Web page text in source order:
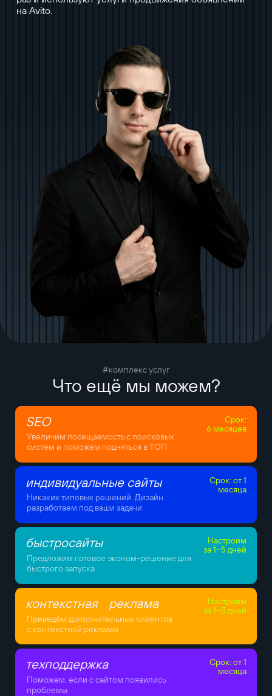
на Avito.
#комплекс услуг
Что ещё мы можем?
SEO
Увеличим посещаемость с поисковых
систем и поможем подняться в ТОП
Срок:
6 месяцев
индивидуальные сайты
Никаких типовых решений. Дизайн
разработаем под ваши задачи
Срок: от 1
месяца
быстросайты
Предложим готовое эконом-решение для
быстрого запуска
Настроим
за 1–5 дней
контекстная реклама
Приведём дополнительных клиентов
с контекстной рекламы
Настроим
за 1–5 дней
техподдержка
Поможем, если с сайтом появились
проблемы
Срок: от 1
месяца